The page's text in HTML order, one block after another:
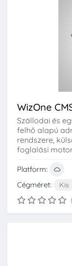
WizOne
Szállodai és
felhő alapú
rendszere,
foglalási
Platform:
Cégméret:
Kis